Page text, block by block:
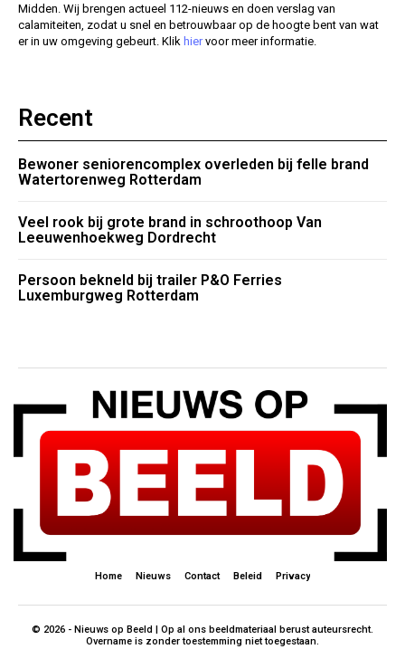
Midden. Wij brengen actueel 112-nieuws en doen verslag van
calamiteiten, zodat u snel en betrouwbaar op de hoogte bent van wat
er in uw omgeving gebeurt. Klik hiervoor meer informatie.
Recent
Bewoner seniorencomplex overleden bij felle brand
Watertorenweg Rotterdam
Veel rook bij grote brand in schroothoop Van
Leeuwenhoekweg Dordrecht
Persoon bekneld bij trailer P&O Ferries
Luxemburgweg Rotterdam
Home Nieuws Contact Beleid Privacy
© 2026 - Nieuws op Beeld | Op al ons beeldmateriaal berust auteursrecht.
Overname is zonder toestemming niet toegestaan.